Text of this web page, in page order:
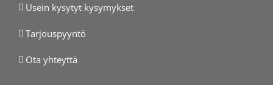
Usein kysytyt kysymykset
Tarjouspyyntö
Ota yhteyttä